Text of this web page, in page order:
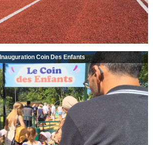
Inauguration Coin Des Enfants